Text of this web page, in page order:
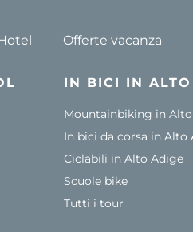
Offerte vacanza
IN BICI IN ALTO
Mountainbiking in
In bici da corsa in Alto
Ciclabili in Alto Adige
Scuole bike
Tutti i tour